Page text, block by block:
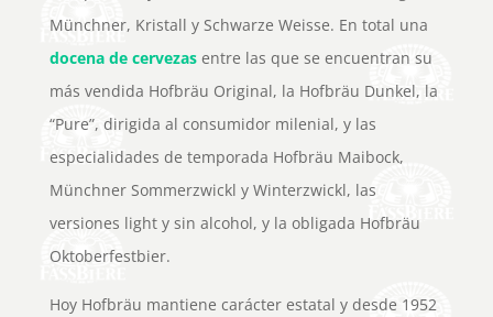
Münchner, Kristall y Schwarze Weisse. En total una
docena de cervezasentre las que se encuentran su
más vendida Hofbräu Original, la Hofbräu Dunkel, la
“Pure”, dirigida al consumidor milenial, y las
especialidades de temporada Hofbräu Maibock,
Münchner Sommerzwickl y Winterzwickl, las
versiones light y sin alcohol, y la obligada Hofbräu
Oktoberfestbier.
Hoy Hofbräu mantiene carácter estatal y desde 1952